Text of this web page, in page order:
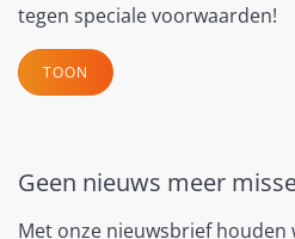
tegen speciale voorwaarden!
TOON
Geen nieuws meer
Met onze nieuwsbrief houden